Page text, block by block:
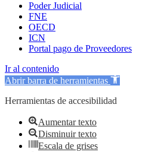
Poder Judicial
FNE
OECD
ICN
Portal pago de Proveedores
Ir al contenido
Abrir barra de herramientas
Herramientas de accesibilidad
Aumentar texto
Disminuir texto
Escala de grises